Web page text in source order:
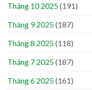
Tháng 10 2025(191)
Tháng 9 2025(187)
Tháng 8 2025(118)
Tháng 7 2025(187)
Tháng 6 2025(161)